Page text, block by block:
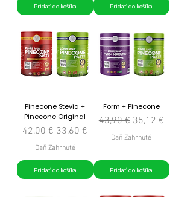
Pridať do košíka Pridať do košíka
Pinecone Stevia +
Pinecone Original
Normálna cena
42,00 € Zľavnená cena
33,60 €
Daň Zahrnuté
Pridať do košíka
Form + Pinecone
Normálna cena
43,90 € Zľavnená cena
35,12 €
Daň Zahrnuté
Pridať do košíka